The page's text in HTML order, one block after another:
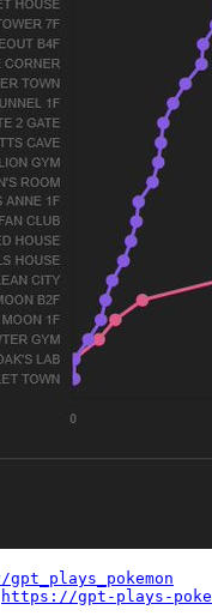
https://gpt-plays-